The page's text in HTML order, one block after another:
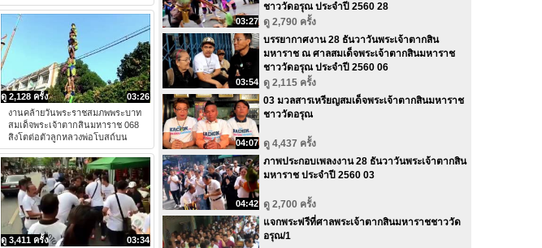
03:26
ดู 2,128 ครั้ง
งานคล้ายวันพระราชสมภพพระบาท
สมเด็จพระเจ้าตากสินมหาราช 068
สิงโตต่อตัวลูกหลวงพ่อโบสถ์บน
03:34
ดู 3,411 ครั้ง
03:27
ชาววัดอรุณ ประจำปี 2560 28
ดู 2,790 ครั้ง
03:54
บรรยากาศงาน 28 ธันวาวันพระเจ้าตากสิน
มหาราช ณ ศาลสมเด็จพระเจ้าตากสินมหาราช
ชาววัดอรุณ ประจำปี 2560 06
ดู 2,115 ครั้ง
04:07
03 มวลสารเหรียญสมเด็จพระเจ้าตากสินมหาราช
ชาววัดอรุณ
ดู 4,437 ครั้ง
04:42
ภาพประกอบเพลงงาน 28 ธันวาวันพระเจ้าตากสิน
มหาราช ประจำปี 2560 03
ดู 2,700 ครั้ง
แจกพระฟรีที่ศาลพระเจ้าตากสินมหาราชชาววัด
อรุณ/1